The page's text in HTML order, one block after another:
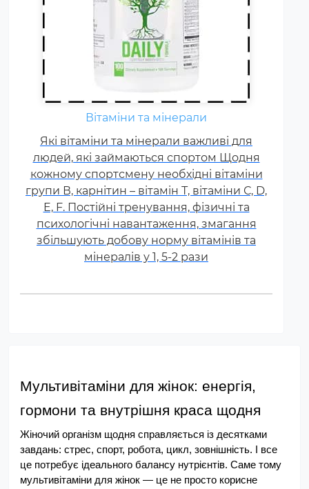
Вітаміни та мінерали
Які вітаміни та мінерали важливі для
людей, які займаються спортом Щодня
кожному спортсмену необхідні вітаміни
групи В, карнітин – вітамін Т, вітаміни С, D,
E, F. Постійні тренування, фізичні та
психологічні навантаження, змагання
збільшують добову норму вітамінів та
мінералів у 1, 5-2 рази
Мультивітаміни для жінок: енергія,
гормони та внутрішня краса щодня
Жіночий організм щодня справляється із десятками
завдань: стрес, спорт, робота, цикл, зовнішність. І все
це потребує ідеального балансу нутрієнтів. Саме тому
мультивітаміни для жінок — це не просто корисне